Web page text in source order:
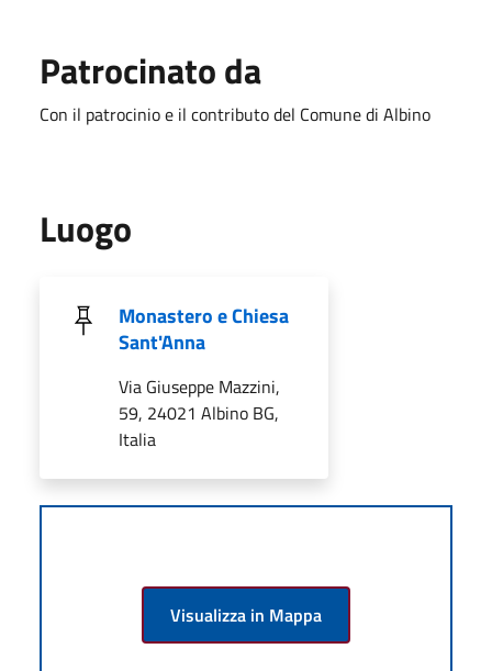
Patrocinato da
Con il patrocinio e il contributo del Comune di Albino
Luogo
Monastero e Chiesa
Sant'Anna
Via Giuseppe Mazzini,
59, 24021 Albino BG,
Italia
Visualizza in Mappa